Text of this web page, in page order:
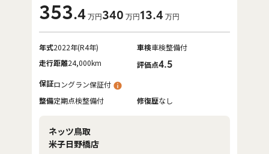
353.4 万円340 万円13.4 万円
年式2022年(R4年) 車検車検整備付
走行距離24,000km 評価点4.5
保証ロングラン保証付
整備定期点検整備付 修復歴なし
ネッツ鳥取
米子日野橋店